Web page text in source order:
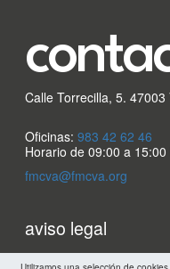
Calle Torrecilla, 5. 47003
Oficinas: 983 42 62 46
Horario de 09:00 a
fmcva@fmcva.org
Menu
aviso legal